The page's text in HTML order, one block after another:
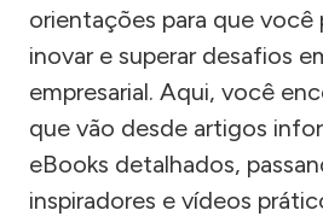
orientações para que você
inovar e superar desafios
empresarial. Aqui, você
que vão desde artigos
eBooks detalhados,
inspiradores e vídeos